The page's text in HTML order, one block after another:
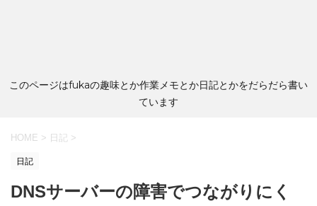
このページはfukaの趣味とか作業メモとか日記とかをだらだら書い
ています
HOME > 日記 >
日記
DNSサーバーの障害でつながりにく